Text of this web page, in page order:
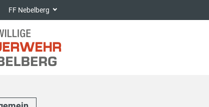
FF Nebelberg